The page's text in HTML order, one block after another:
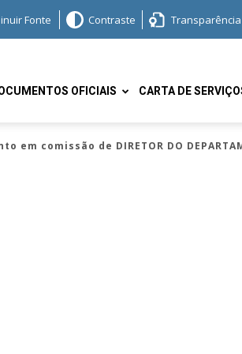
Fonte Contraste Transparência
OFICIAIS CARTA DE
em comissão de DIRETOR DO